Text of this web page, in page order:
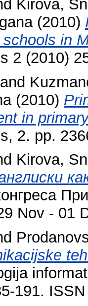
Kirova,
(2010)
in
2 (2010)
(2010)
in
2. pp.
Kirova,
Nov -
191.